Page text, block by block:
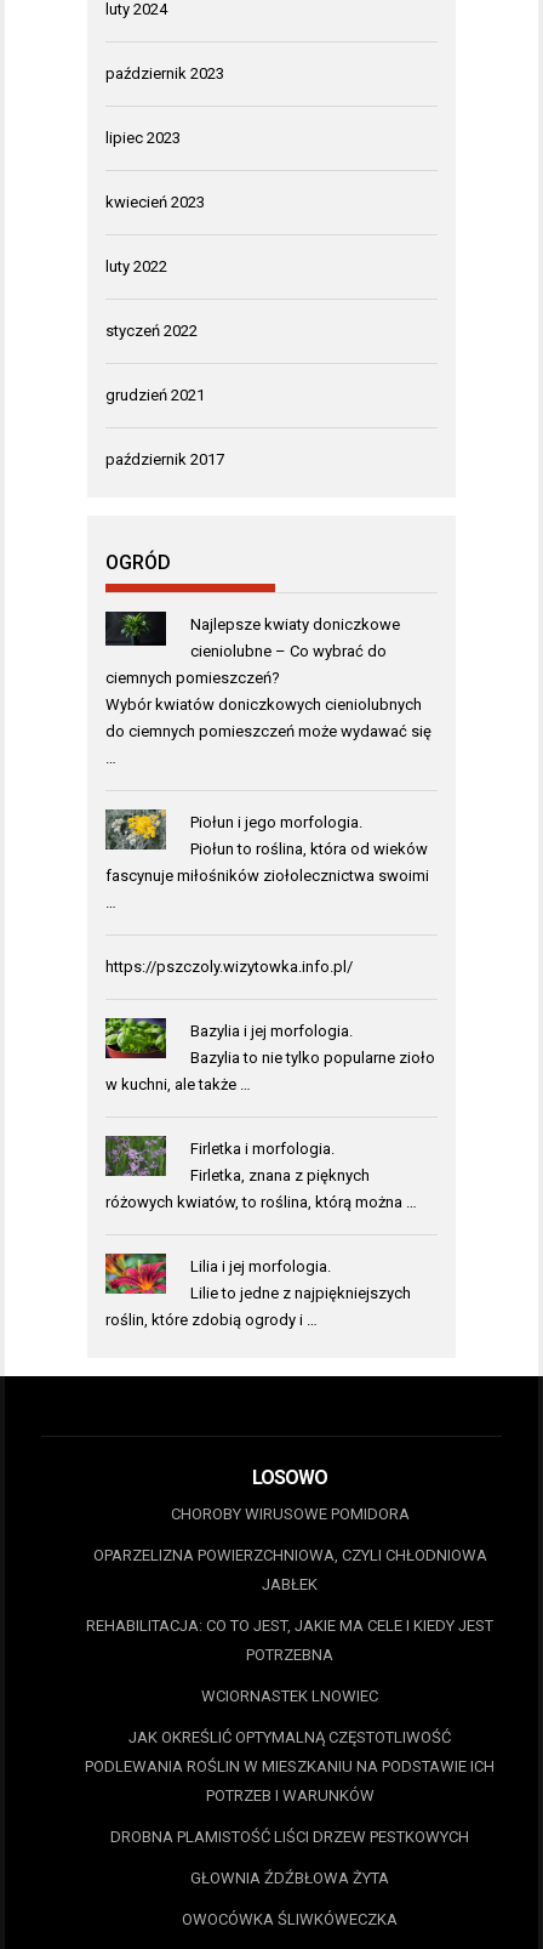
luty 2024
październik 2023
lipiec 2023
kwiecień 2023
luty 2022
styczeń 2022
grudzień 2021
październik 2017
OGRÓD
Najlepsze kwiaty doniczkowe
cieniolubne – Co wybrać do
ciemnych pomieszczeń?
Wybór kwiatów doniczkowych cieniolubnych
do ciemnych pomieszczeń może wydawać się
…
Piołun i jego morfologia.
Piołun to roślina, która od wieków
fascynuje miłośników ziołolecznictwa swoimi
…
https://pszczoly.wizytowka.info.pl/
Bazylia i jej morfologia.
Bazylia to nie tylko popularne zioło
w kuchni, ale także …
Firletka i morfologia.
Firletka, znana z pięknych
różowych kwiatów, to roślina, którą można …
Lilia i jej morfologia.
Lilie to jedne z najpiękniejszych
roślin, które zdobią ogrody i …
LOSOWO
CHOROBY WIRUSOWE POMIDORA
OPARZELIZNA POWIERZCHNIOWA, CZYLI CHŁODNIOWA
JABŁEK
REHABILITACJA: CO TO JEST, JAKIE MA CELE I KIEDY JEST
POTRZEBNA
WCIORNASTEK LNOWIEC
JAK OKREŚLIĆ OPTYMALNĄ CZĘSTOTLIWOŚĆ
PODLEWANIA ROŚLIN W MIESZKANIU NA PODSTAWIE ICH
POTRZEB I WARUNKÓW
DROBNA PLAMISTOŚĆ LIŚCI DRZEW PESTKOWYCH
GŁOWNIA ŹDŹBŁOWA ŻYTA
OWOCÓWKA ŚLIWKÓWECZKA